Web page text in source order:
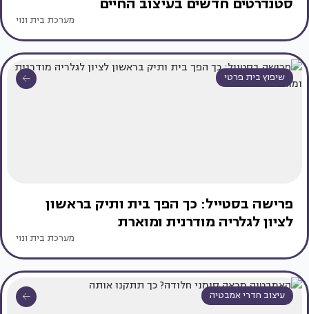
מערכת בית ונוי
שיפוץ בית פרטי
פרישה בסטייל: כך הפך בית ותיק בראשון
לציון לגלריה מודרנית ומוארת
מערכת בית ונוי
עיצוב חדרי אמבטיה